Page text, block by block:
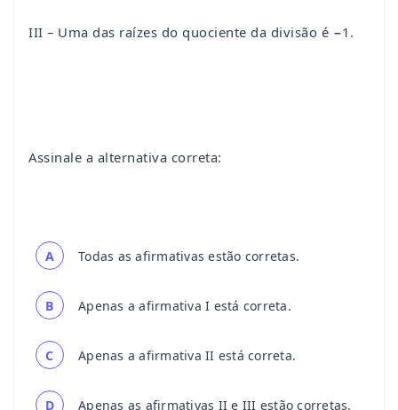
III – Uma das raízes do quociente da divisão é −1.
Assinale a alternativa correta:
A Todas as afirmativas estão corretas.
B Apenas a afirmativa I está correta.
C Apenas a afirmativa II está correta.
D Apenas as afirmativas II e III estão corretas.